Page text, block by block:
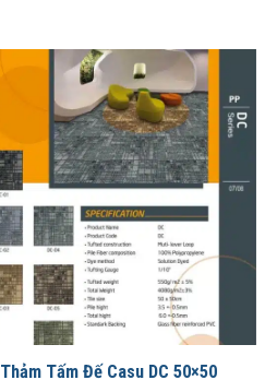
Thảm Tấm Đế Casu DC 50×50